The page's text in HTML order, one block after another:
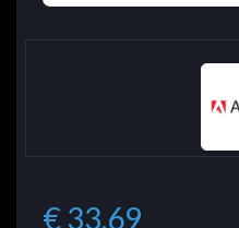
€ 33.69